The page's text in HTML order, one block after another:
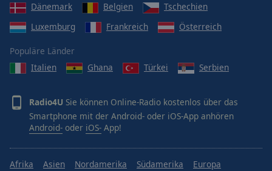
Dänemark
Belgien
Tschechien
Luxemburg
Frankreich Österreich
Populäre Länder
Italien
Ghana Türkei Serbien
Radio4U Sie können Online-Radio kostenlos über das
Smartphone mit der Android- oder iOS-App anhören
Android- oder iOS- App!
Afrika Asien Nordamerika Südamerika
Europa